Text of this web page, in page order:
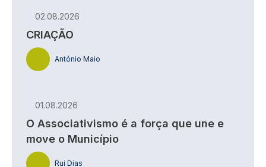
02.08.2026
CRIAÇÃO
António Maio
01.08.2026
O Associativismo é a força que une e
move o Município
Rui Dias